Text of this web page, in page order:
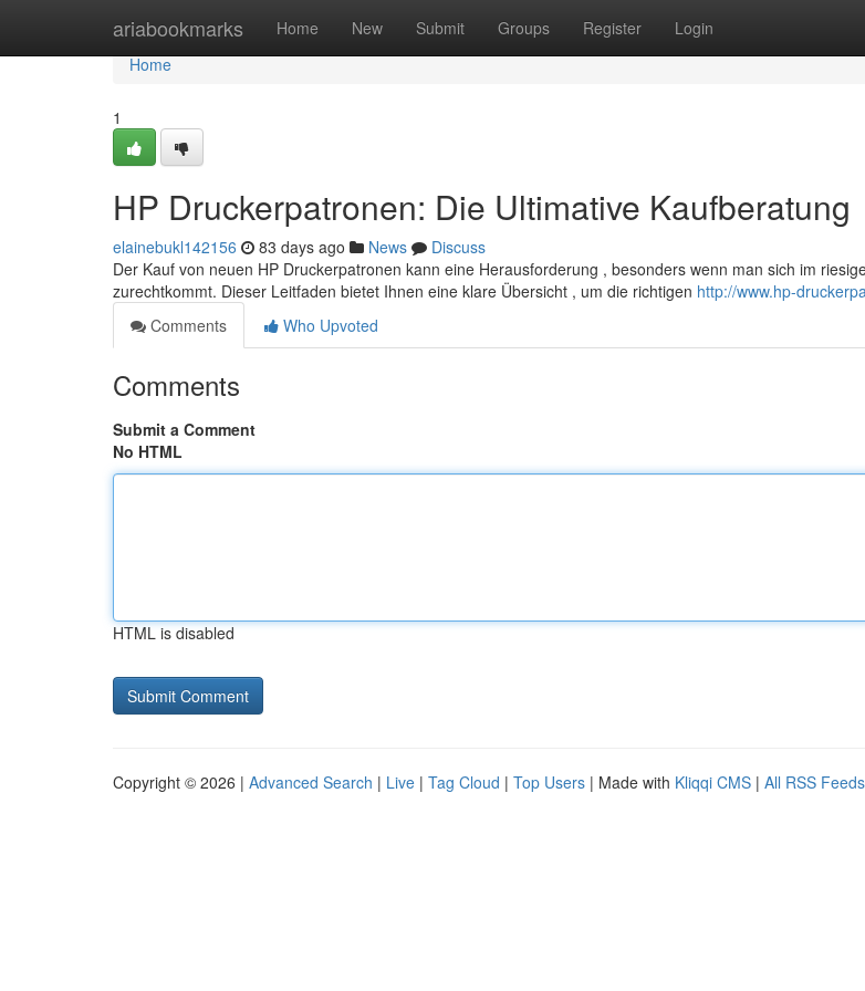
ariabookmarks Home New Submit Groups Register Login
Home
Home
1
HP Druckerpatronen: Die Ultimative Kaufberatung
elainebukl142156 83 days ago News
Discuss
Der Kauf von neuen HP Druckerpatronen kann eine Herausforderung , besonders wenn man sich im
zurechtkommt. Dieser Leitfaden bietet Ihnen eine klare Übersicht , um die richtigen http://www.hp-
Comments
Who Upvoted
Comments
Submit a Comment
No HTML
HTML is disabled
Copyright © 2026 | Advanced Search | Live | Tag Cloud | Top Users | Made with Kliqqi CMS | All RSS Feeds